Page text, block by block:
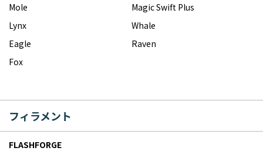
Mole
Magic Swift Plus
Lynx
Whale
Eagle
Raven
Fox
フィラメント
FLASHFORGE